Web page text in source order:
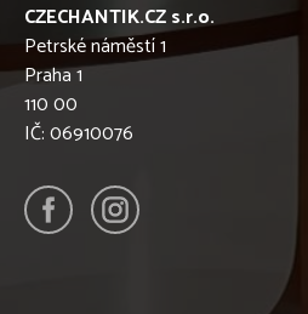
CZECHANTIK.CZ s.r.o.
Petrské náměstí 1
Praha 1
110 00
IČ: 06910076